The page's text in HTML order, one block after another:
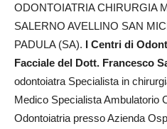
ODONTOIATRIA CHIRURGIA
SALERNO AVELLINO SAN
PADULA (SA). I Centri di
Facciale del Dott. Francesco
odontoiatra Specialista in
Medico Specialista Ambulatorio
Odontoiatria presso Azienda